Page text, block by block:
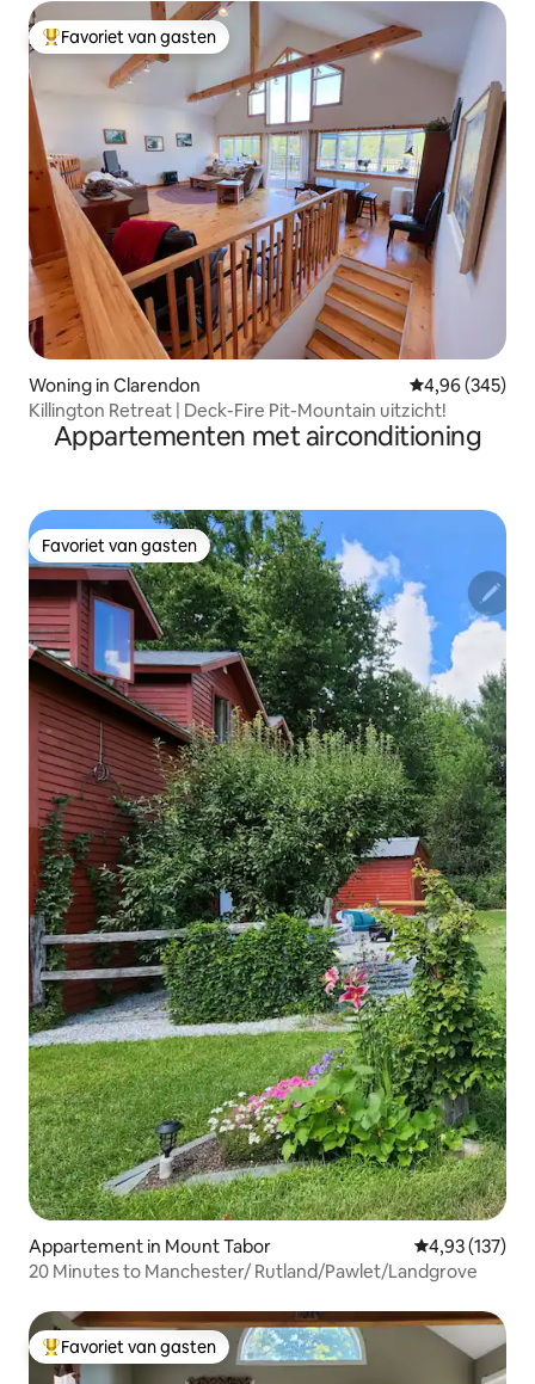
Topfavoriet van gasten
Favoriet van gasten
Woning in Clarendon Gemiddelde
4,96 (345)
Killington Retreat | Deck-Fire Pit-Mountain uitzicht!
Appartementen met airconditioning
Favoriet van gasten
Favoriet van gasten
Appartement in Mount Tabor Gemiddelde
4,93 (137)
20 Minutes to Manchester/ Rutland/Pawlet/Landgrove
Topfavoriet van gasten
Favoriet van gasten